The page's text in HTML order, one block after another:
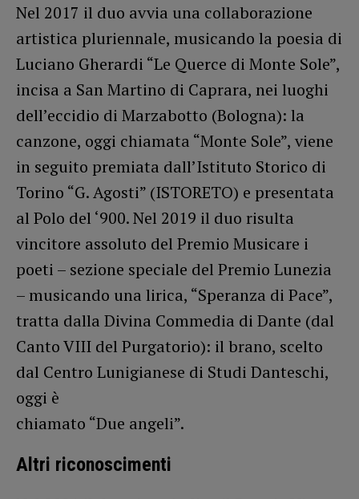
Nel 2017 il duo avvia una collaborazione
artistica pluriennale, musicando la poesia di
Luciano Gherardi “Le Querce di Monte Sole”,
incisa a San Martino di Caprara, nei luoghi
dell’eccidio di Marzabotto (Bologna): la
canzone, oggi chiamata “Monte Sole”, viene
in seguito premiata dall’Istituto Storico di
Torino “G. Agosti” (ISTORETO) e presentata
al Polo del ‘900. Nel 2019 il duo risulta
vincitore assoluto del Premio Musicare i
poeti – sezione speciale del Premio Lunezia
– musicando una lirica, “Speranza di Pace”,
tratta dalla Divina Commedia di Dante (dal
Canto VIII del Purgatorio): il brano, scelto
dal Centro Lunigianese di Studi Danteschi,
oggi è
chiamato “Due angeli”.
Altri riconoscimenti